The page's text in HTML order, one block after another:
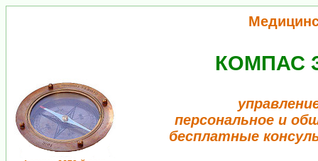
КОМПАС
персональное и
бесплатные